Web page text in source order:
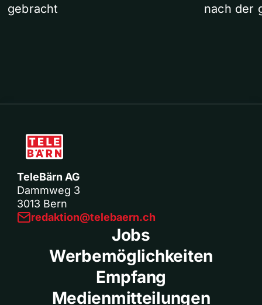
gebracht
nach der
TeleBärn AG
Dammweg 3
3013 Bern
redaktion@telebaern.ch
Jobs
Werbemöglichkeiten
Empfang
Medienmitteilungen